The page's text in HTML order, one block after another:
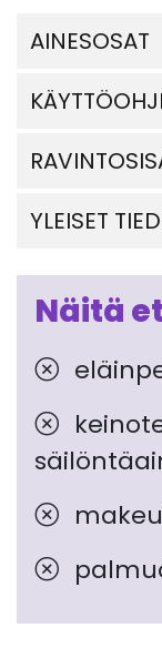
AINESOSAT
YLEISET
Näitä